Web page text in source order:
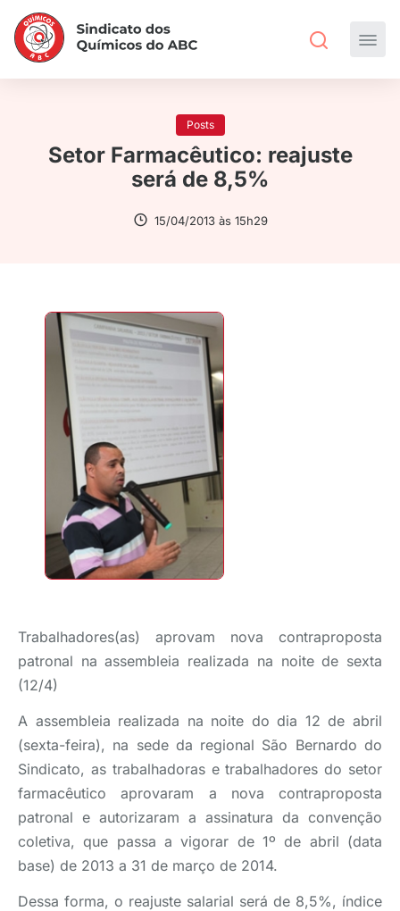
Posts
Setor Farmacêutico: reajuste
será de 8,5%
15/04/2013 às 15h29
Trabalhadores(as) aprovam nova contraproposta
patronal na assembleia realizada na noite de sexta
(12/4)
A assembleia realizada na noite do dia 12 de abril
(sexta-feira), na sede da regional São Bernardo do
Sindicato, as trabalhadoras e trabalhadores do setor
farmacêutico aprovaram a nova contraproposta
patronal e autorizaram a assinatura da convenção
coletiva, que passa a vigorar de 1º de abril (data
base) de 2013 a 31 de março de 2014.
Dessa forma, o reajuste salarial será de 8,5%, índice